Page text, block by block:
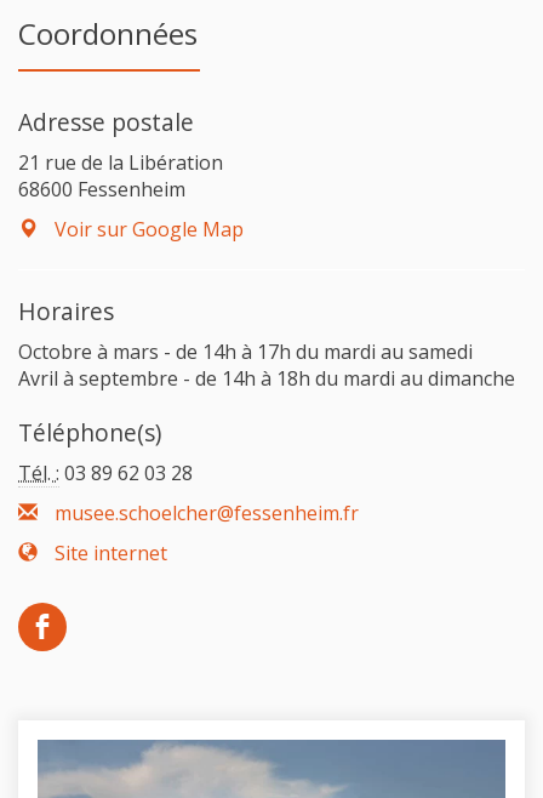
Coordonnées
Adresse postale
21 rue de la Libération
68600 Fessenheim
Voir sur Google Map
Horaires
Octobre à mars - de 14h à 17h du mardi au samedi
Avril à septembre - de 14h à 18h du mardi au dimanche
Téléphone(s)
Tél. : 03 89 62 03 28
musee.schoelcher@fessenheim.fr
Site internet